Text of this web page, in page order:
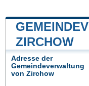
ZIRCHOW
Adresse der
Gemeindeverwaltung
von Zirchow